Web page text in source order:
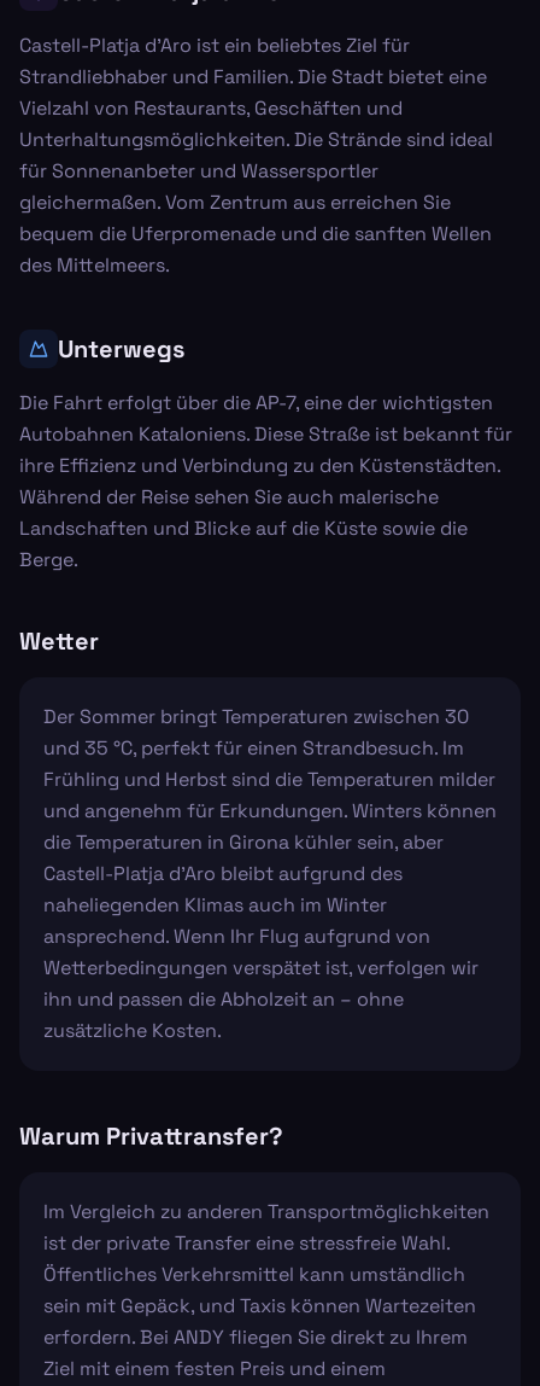
Castell-Platja d'Aro ist ein beliebtes Ziel für
Strandliebhaber und Familien. Die Stadt bietet eine
Vielzahl von Restaurants, Geschäften und
Unterhaltungsmöglichkeiten. Die Strände sind ideal
für Sonnenanbeter und Wassersportler
gleichermaßen. Vom Zentrum aus erreichen Sie
bequem die Uferpromenade und die sanften Wellen
des Mittelmeers.
Unterwegs
Die Fahrt erfolgt über die AP-7, eine der wichtigsten
Autobahnen Kataloniens. Diese Straße ist bekannt für
ihre Effizienz und Verbindung zu den Küstenstädten.
Während der Reise sehen Sie auch malerische
Landschaften und Blicke auf die Küste sowie die
Berge.
Wetter
Der Sommer bringt Temperaturen zwischen 30
und 35 °C, perfekt für einen Strandbesuch. Im
Frühling und Herbst sind die Temperaturen milder
und angenehm für Erkundungen. Winters können
die Temperaturen in Girona kühler sein, aber
Castell-Platja d'Aro bleibt aufgrund des
naheliegenden Klimas auch im Winter
ansprechend. Wenn Ihr Flug aufgrund von
Wetterbedingungen verspätet ist, verfolgen wir
ihn und passen die Abholzeit an – ohne
zusätzliche Kosten.
Warum Privattransfer?
Im Vergleich zu anderen Transportmöglichkeiten
ist der private Transfer eine stressfreie Wahl.
Öffentliches Verkehrsmittel kann umständlich
sein mit Gepäck, und Taxis können Wartezeiten
erfordern. Bei ANDY fliegen Sie direkt zu Ihrem
Ziel mit einem festen Preis und einem